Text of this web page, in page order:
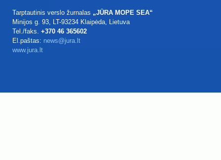
Tarptautinis verslo žurnalas „JŪRA MOPE SEA“
Minijos g. 93 , LT-93234 Klaipėda, Lietuva
Tel./faks. +370 46 365602
El.paštas: news@jura.lt
www.jura.lt